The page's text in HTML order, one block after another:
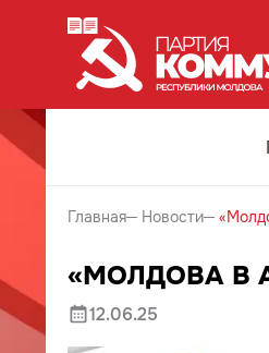
Главная Новости
«МОЛДОВА В
12.06.25